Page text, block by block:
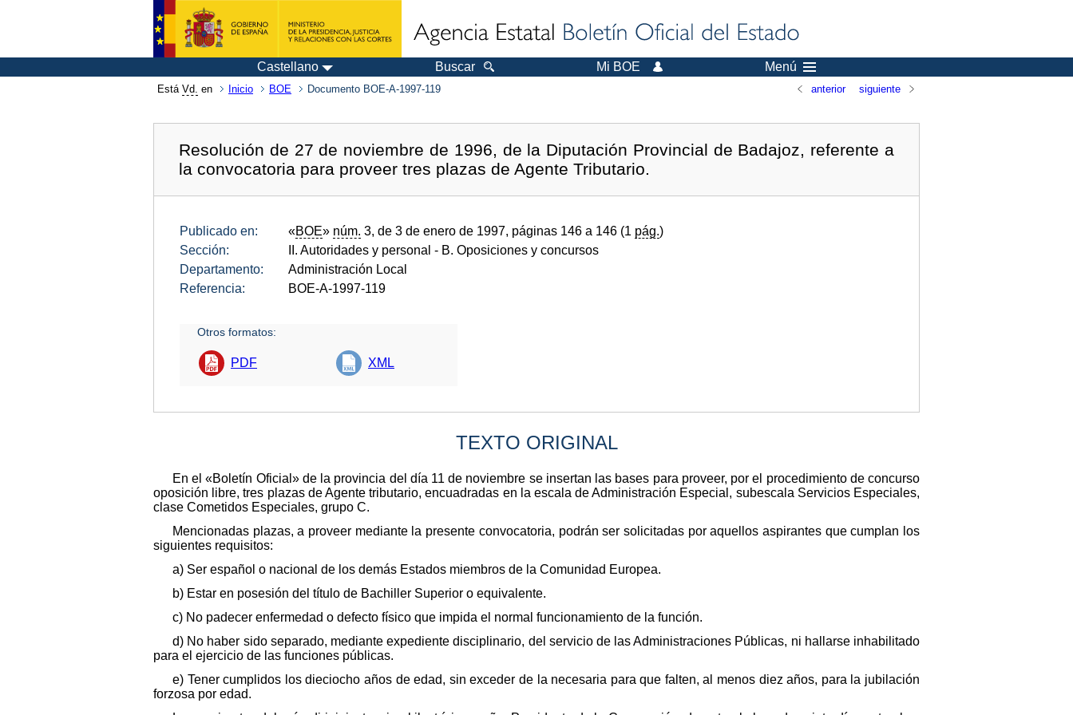
Castellano Buscar Mi BOE Menú
Está Vd. en Inicio BOE Documento BOE-A-1997-119 anterior siguiente
Resolución de 27 de noviembre de 1996, de la Diputación Provincial de Badajoz, referente a
la convocatoria para proveer tres plazas de Agente Tributario.
Publicado en: «BOE» núm. 3, de 3 de enero de 1997, páginas 146 a 146 (1 pág.)
Sección:
II. Autoridades y personal - B. Oposiciones y concursos
Departamento:
Administración Local
Referencia:
BOE-A-1997-119
Otros formatos:
PDF XML
TEXTO ORIGINAL
En el «Boletín Oficial» de la provincia del día 11 de noviembre se insertan las bases para proveer, por el procedimiento de concurso
oposición libre, tres plazas de Agente tributario, encuadradas en la escala de Administración Especial, subescala Servicios Especiales,
clase Cometidos Especiales, grupo C.
Mencionadas plazas, a proveer mediante la presente convocatoria, podrán ser solicitadas por aquellos aspirantes que cumplan los
siguientes requisitos:
a) Ser español o nacional de los demás Estados miembros de la Comunidad Europea.
b) Estar en posesión del título de Bachiller Superior o equivalente.
c) No padecer enfermedad o defecto físico que impida el normal funcionamiento de la función.
d) No haber sido separado, mediante expediente disciplinario, del servicio de las Administraciones Públicas, ni hallarse inhabilitado
para el ejercicio de las funciones públicas.
e) Tener cumplidos los dieciocho años de edad, sin exceder de la necesaria para que falten, al menos diez años, para la jubilación
forzosa por edad.